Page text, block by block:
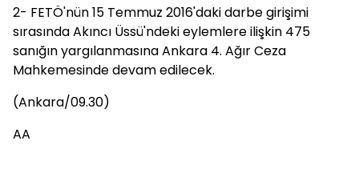
2- FETÖ'nün 15 Temmuz 2016'daki darbe girişimi
sırasında Akıncı Üssü'ndeki eylemlere ilişkin 475
sanığın yargılanmasına Ankara 4. Ağır Ceza
Mahkemesinde devam edilecek.
(Ankara/09.30)
AA